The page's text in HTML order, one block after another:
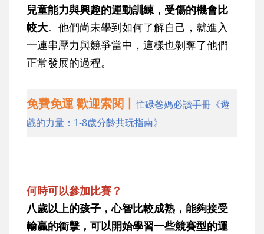
兒童能力與興趣的運動訓練，受傷的機會比
較大。他們尚未學到如何了解自己，就進入
一連串壓力與競爭當中，這樣也剝奪了他們
正常發展的過程。
免費免運 歡迎索閱丨忙碌爸媽必讀手冊《遊
戲的力量：1-8歲分齡共玩指南》
何時可以參加比賽？
八歲以上的孩子，心智比較成熟，能夠接受
輸贏的衝擊，可以開始學習一些競賽型的運